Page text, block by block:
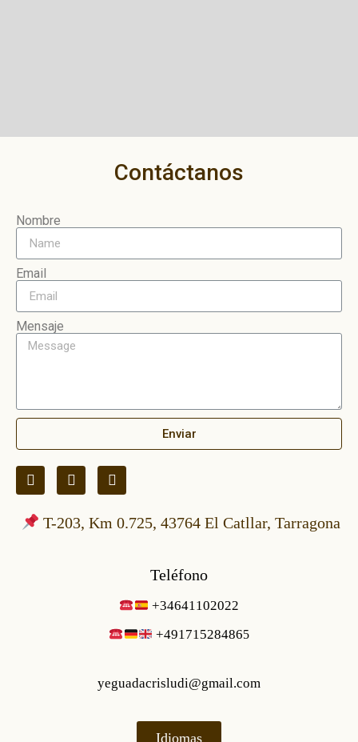
Contáctanos
Nombre
Email
Mensaje
Enviar
T-203, Km 0.725, 43764 El Catllar, Tarragona
Teléfono
+34641102022
+491715284865
yeguadacrisludi@gmail.com
Idiomas